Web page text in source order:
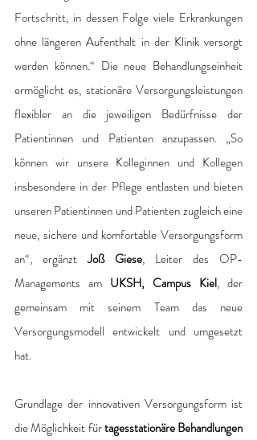
Fortschritt, in dessen Folge viele Erkrankungen
ohne längeren Aufenthalt in der Klinik versorgt
werden können.“ Die neue Behandlungseinheit
ermöglicht es, stationäre Versorgungsleistungen
flexibler an die jeweiligen Bedürfnisse der
Patientinnen und Patienten anzupassen. „So
können wir unsere Kolleginnen und Kollegen
insbesondere in der Pflege entlasten und bieten
unseren Patientinnen und Patienten zugleich eine
neue, sichere und komfortable Versorgungsform
an“, ergänzt Joß Giese, Leiter des OP-
Managements am UKSH, Campus Kiel, der
gemeinsam mit seinem Team das neue
Versorgungsmodell entwickelt und umgesetzt
hat.
Grundlage der innovativen Versorgungsform ist
die Möglichkeit für tagesstationäre Behandlungen